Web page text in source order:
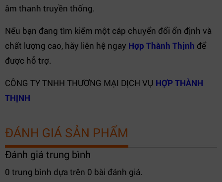
âm thanh truyền thống.
Nếu bạn đang tìm kiếm một cáp chuyển đổi ổn định và
chất lượng cao, hãy liên hệ ngay Hợp Thành Thịnh để
được hỗ trợ.
CÔNG TY TNHH THƯƠNG MẠI DỊCH VỤ HỢP THÀNH
THỊNH
ĐÁNH GIÁ SẢN PHẨM
Đánh giá trung bình
0 trung bình dựa trên 0 bài đánh giá.